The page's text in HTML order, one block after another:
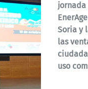
Soria y
las
uso